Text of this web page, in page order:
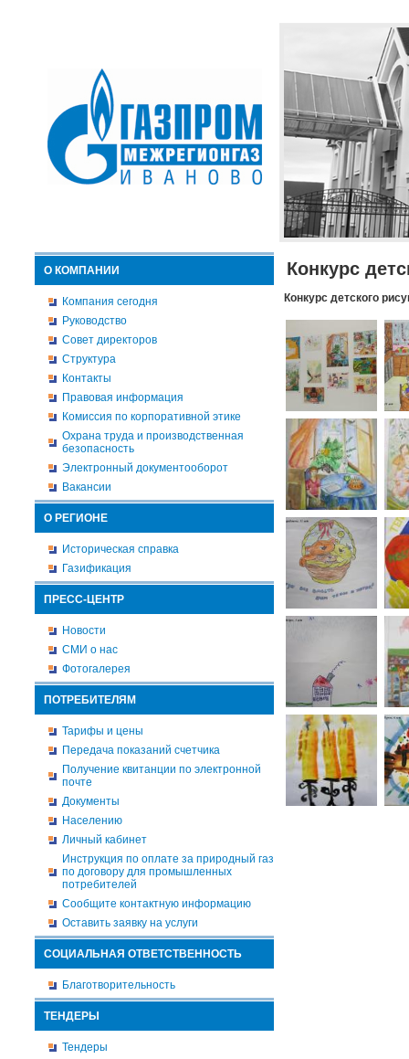
О КОМПАНИИ
Компания сегодня
Руководство
Совет директоров
Структура
Контакты
Правовая информация
Комиссия по корпоративной этике
Охрана труда и производственная
безопасность
Электронный документооборот
Вакансии
О РЕГИОНЕ
Историческая справка
Газификация
ПРЕСС-ЦЕНТР
Новости
СМИ о нас
Фотогалерея
ПОТРЕБИТЕЛЯМ
Тарифы и цены
Передача показаний счетчика
Получение квитанции по электронной
почте
Документы
Населению
Личный кабинет
Инструкция по оплате за природный газ
по договору для промышленных
потребителей
Сообщите контактную информацию
Оставить заявку на услуги
СОЦИАЛЬНАЯ ОТВЕТСТВЕННОСТЬ
Благотворительность
ТЕНДЕРЫ
Тендеры
Конкурс
Конкурс детского